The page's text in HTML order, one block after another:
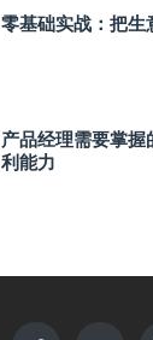
零基础实战：把生
产品经理需要掌握
利能力